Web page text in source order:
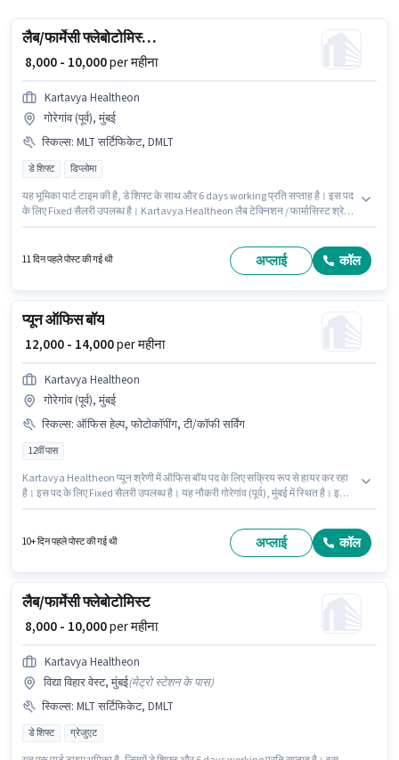
लैब/फार्मेसी फ्लेबोटोमिस्ट - होम कलेक्शन
₹ 8,000 - 10,000per महीना
Kartavya Healtheon
गोरेगांव (पूर्व), मुंबई
स्किल्स: MLT सर्टिफिकेट, DMLT
डे शिफ्ट डिप्लोमा
यह भूमिका पार्ट टाइम की है, डे शिफ्ट के साथ और 6 days working प्रति सप्ताह है। इस पद
के लिए Fixed सैलरी उपलब्ध है। Kartavya Healtheon लैब टेक्निशन / फार्मासिस्ट श्रेणी
(पूर्व), मुंबई में है। आवेदकों के पास कम से कम डिप्लोमा डिग्री या सर्टिफिकेट होना चाहिए।
11 दिन पहले पोस्ट की गई थी अप्लाई कॉल
प्यून ऑफिस बॉय
₹ 12,000 - 14,000per महीना
Kartavya Healtheon
गोरेगांव (पूर्व), मुंबई
स्किल्स: ऑफिस हेल्प, फोटोकॉपींग, टी/कॉफी सर्विंग
12वीं पास
Kartavya Healtheon प्यून श्रेणी में ऑफिस बॉय पद के लिए सक्रिय रूप से हायर कर रहा
है। इस पद के लिए Fixed सैलरी उपलब्ध है। यह नौकरी गोरेगांव (पूर्व), मुंबई में स्थित है। इस
- 1 वर्षो वर्ष के अनुभव वाले के लिए उपयुक्त है। आप प्रति माह ₹14000 तक कमा सकते हैं।
10+ दिन पहले पोस्ट की गई थी अप्लाई कॉल
लैब/फार्मेसी फ्लेबोटोमिस्ट
₹ 8,000 - 10,000per महीना
Kartavya Healtheon
विद्या विहार वेस्ट, मुंबई(मेट्रो स्टेशन के पास)
स्किल्स: MLT सर्टिफिकेट, DMLT
डे शिफ्ट ग्रेजुएट